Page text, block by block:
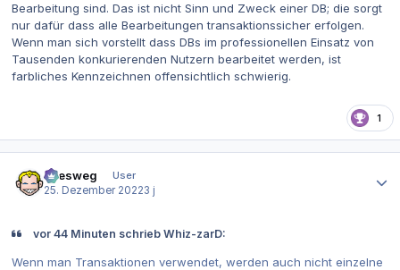
Bearbeitung sind. Das ist nicht Sinn und Zweck einer DB; die sorgt
nur dafür dass alle Bearbeitungen transaktionssicher erfolgen.
Wenn man sich vorstellt dass DBs im professionellen Einsatz von
Tausenden konkurierenden Nutzern bearbeitet werden, ist
farbliches Kennzeichnen offensichtlich schwierig.
1
allesweg
User
25. Dezember 20223 j
vor 44 Minuten schrieb Whiz-zarD:
Wenn man Transaktionen verwendet, werden auch nicht einzelne